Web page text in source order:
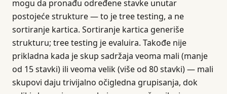
mogu da pronađu određene stavke unutar
postojeće strukture — to je tree testing, a ne
sortiranje kartica. Sortiranje kartica generiše
strukturu; tree testing je evaluira. Takođe nije
prikladna kada je skup sadržaja veoma mali (manje
od 15 stavki) ili veoma velik (više od 80 stavki) — mali
skupovi daju trivijalno očigledna grupisanja, dok